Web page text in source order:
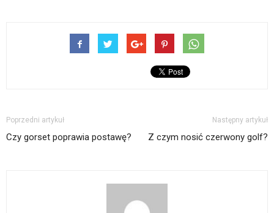
Poprzedni artykuł
Czy gorset poprawia postawę?
Następny artykuł
Z czym nosić czerwony golf?